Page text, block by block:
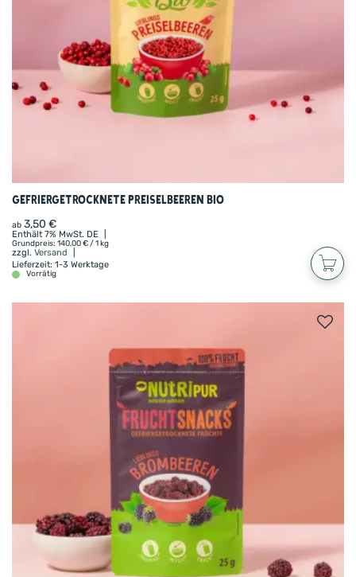
wie Erdbeere, Mango, Himbeere oder unsere
unschlagbare Mischung „Herbe Liebe“!
Gefriergetrocknete Preiselbeeren BIO
ab 3,50 €
Enthält 7% MwSt. DE
Grundpreis: 140,00€/ 1 kg
zzgl. Versand
Lieferzeit: 1-3 Werktage
Vorrätig